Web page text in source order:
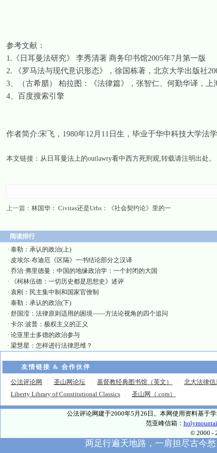
参考文献：
1. 《日耳曼法研究》 李秀清著 商务印书馆2005年7月第一版
2.
《罗马法与现代意识形态》，徐国栋著，北京大学出版社
3、（古希腊）
柏拉图：《法律篇》，张智仁、何勤华译，
4、百度搜索引擎
作者简介:宋飞， 1980年12 月 11 日生，毕业于华中科技大学法
本文链接： 从日耳曼法上的outlawry看中西方死刑观,转载请注明出处。
上一篇： 林国华： Civitas还是Urbs：《社会契约论》里的一
阅读排行
· 泰勒：承认的政治(上)
· 皮埃尔·布迪厄《区隔》一书结论部分之汉译
· 乔治·弗里德曼：中国的地缘政治学：一个封闭的大国
·
《柯林伍德：一切历史都是思想史》述评
· 袁刚：民主集中制和国家官僚制
· 泰勒：承认的政治(下)
· 舒国滢：法律原则适用的困境——方法论视角的四个追问
· 卡尔·波普：极权主义的正义
· 论亚里士多德的政治参与
· 梁慧星：怎样进行法律思维？
友情链接 & 合作伙伴
公法评论网 圣山网论坛 基督教经典图书馆（英文）
北大法律信
Liberty Library of Constitutional Classics
圣山网（.com）
公法评论网建于2000年5月26日。本网使用资料基于
范亚峰信箱：
© 2000 -
两足行遍天地路，一肩担尽古今